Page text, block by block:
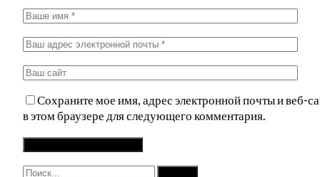
Сохраните мое имя, адрес электронной почты и веб-
в этом браузере для следующего комментария.